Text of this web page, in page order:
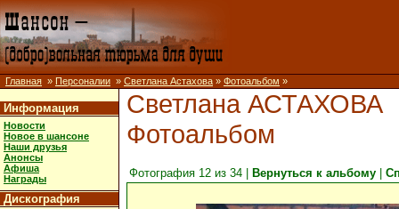
Главная » Персоналии » Светлана Астахова » Фотоальбом »
Информация
Новости
Новое в шансоне
Наши друзья
Анонсы
Афиша
Награды
Дискография
Светлана АСТАХОВА
Фотоальбом
Фотография 12 из 34 | Вернуться к альбому